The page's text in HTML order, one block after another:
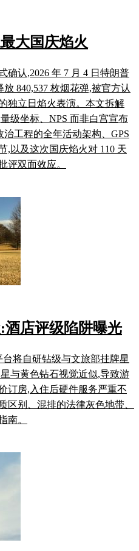
大国庆焰火
确认,2026 年 7 月 4 日特朗普
840,537 枚烟花弹,被官方认
独立日焰火表演。本文拆解
级坐标、NPS 而非白宫宣布
工程的全年活动架构、GPS
,以及这次国庆焰火对 110 天
评双面效应。
酒店评级陷阱曝光
将自研钻级与文旅部挂牌星
与黄色钻石视觉近似,导致游
订房,入住后硬件服务严重不
区别、混排的法律灰色地带、
南。